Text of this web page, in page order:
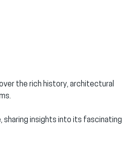
the rich history, architectural
sharing insights into its fascinating